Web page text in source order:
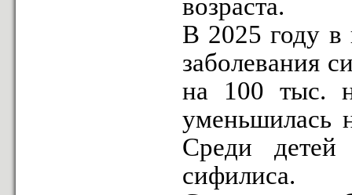
возраста.
В 2025 году в
заболевания
на 100 тыс.
уменьшилась
Среди
сифилиса.